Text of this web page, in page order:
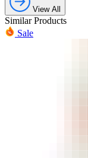
View All
Similar Products
Sale